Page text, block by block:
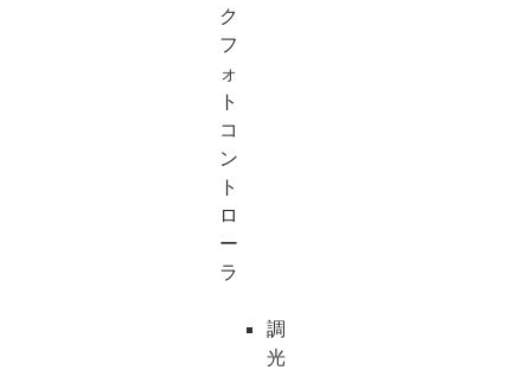
ク
フ
ォ
ト
コ
ン
ト
ロ
ー
ラ
調
光